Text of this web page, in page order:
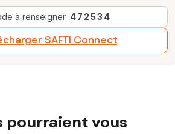
à renseigner :472534
SAFTI Connect
pourraient vous